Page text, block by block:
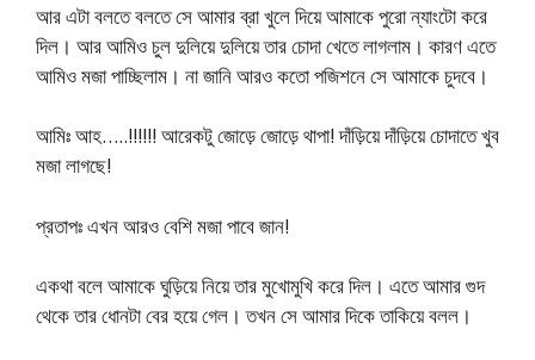
আর এটা বলতে বলতে সে আমার ব্রা খুলে দিয়ে আমাকে পুরো ন্যাংটো করে
দিল। আর আমিও চুল দুলিয়ে দুলিয়ে তার চোদা খেতে লাগলাম। কারণ এতে
আমিও মজা পাচ্ছিলাম। না জানি আরও কতো পজিশনে সে আমাকে চুদবে।
আমিঃ আহ…..!!!!!! আরেকটু জোড়ে জোড়ে থাপা! দাঁড়িয়ে দাঁড়িয়ে চোদাতে খুব
মজা লাগছে!
প্রতাপঃ এখন আরও বেশি মজা পাবে জান!
একথা বলে আমাকে ঘুড়িয়ে নিয়ে তার মুখোমুখি করে দিল। এতে আমার গুদ
থেকে তার ধোনটা বের হয়ে গেল। তখন সে আমার দিকে তাকিয়ে বলল।